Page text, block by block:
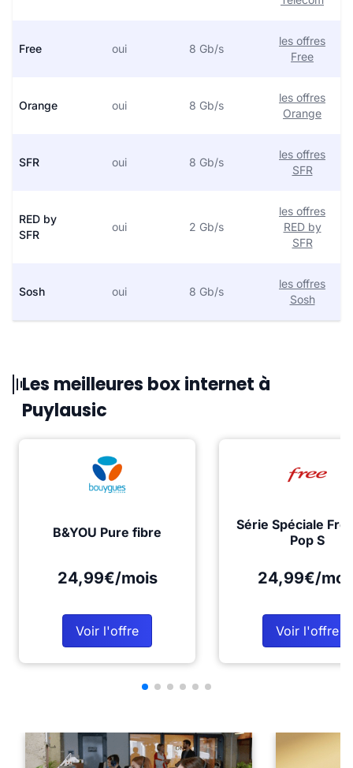
Free oui 8 Gb/s
les offres
Free
Orange oui 8 Gb/s
les offres
Orange
SFR oui 8 Gb/s
les offres
SFR
RED by
SFR
oui 2 Gb/s
les offres
RED by
SFR
Sosh oui 8 Gb/s
les offres
Sosh
Les meilleures box internet à
Puylausic
B&YOU Pure fibre
24,99€/mois
Voir l'offre
Série Spéciale
Pop S
24,99€/
Voir l'offre